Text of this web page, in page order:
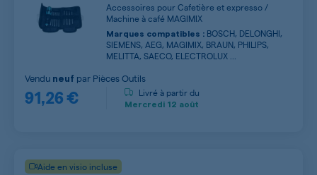
Accessoires pour Cafetière et expresso /
Machine à café MAGIMIX
Marques compatibles : BOSCH, DELONGHI,
SIEMENS, AEG, MAGIMIX, BRAUN, PHILIPS,
MELITTA, SAECO, ELECTROLUX ...
91,26 €
Vendu neuf par Pièces Outils
Livré à partir du
Mercredi 12 août
Aide en visio incluse